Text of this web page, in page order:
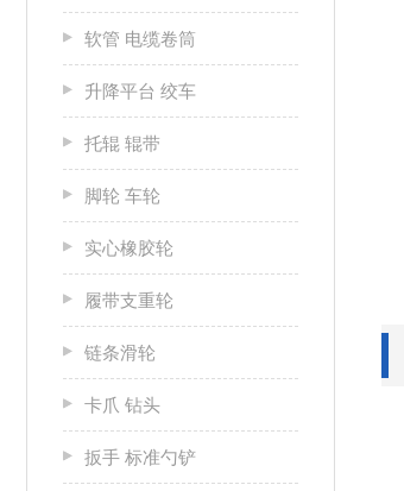
软管 电缆卷筒
升降平台 绞车
托辊 辊带
脚轮 车轮
实心橡胶轮
履带支重轮
链条滑轮
卡爪 钻头
扳手 标准勺铲